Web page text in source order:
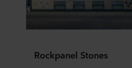
Rockpanel Stones